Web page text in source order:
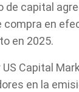
de capital
en
en 2025.
Capital
en la